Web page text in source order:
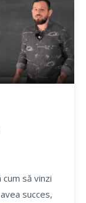
să vinzi
succes,